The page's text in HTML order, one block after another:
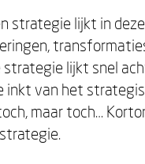
strategie lijkt in
strategie lijkt snel
inkt van het
maar toch…